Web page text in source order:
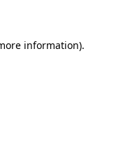
information).